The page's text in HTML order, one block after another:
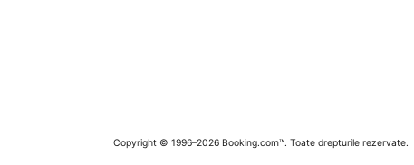
Copyright © 1996–2026 Booking.com™. Toate drepturile rezervate.